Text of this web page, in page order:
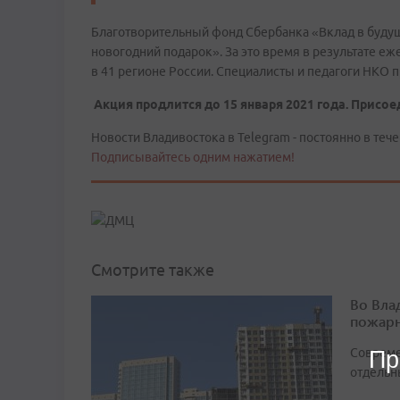
Благотворительный фонд Сбербанка «Вклад в
новогодний подарок». За это время в результате
в 41 регионе России. Специалисты и педагоги НКО
Акция продлится до 15 января 2021 года.
Новости Владивостока в Telegram - постоянно в
Подписывайтесь одним нажатием!
Смотрите также
Во